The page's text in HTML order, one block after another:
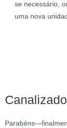
se necessário,
uma nova